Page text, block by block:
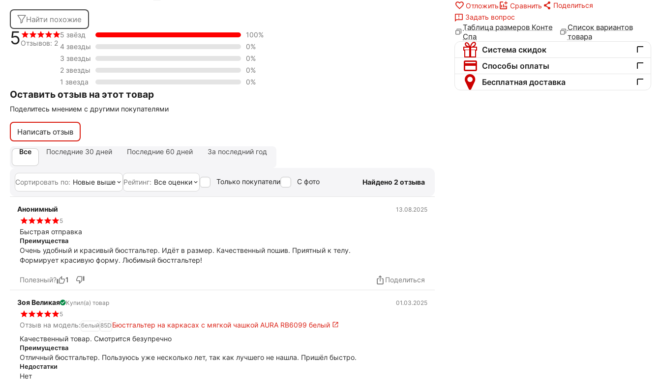
Отложить Сравнить
Поделиться
Задать вопрос
Таблица размеров Конте
Спа
Список вариантов
товара
Система скидок
Способы оплаты
Бесплатная доставка
Найти похожие
5Отзывов: 2
5 звёзд
100%
4 звезды
0%
3 звезды
0%
2 звезды
0%
1 звезда
0%
Оставить отзыв на этот товар
Поделитесь мнением с другими покупателями
Написать отзыв
Все Последние 30 дней Последние 60 дней За последний год
Сортировать по: Новые выше Рейтинг: Все оценки Только покупатели С фото Найдено 2 отзыва
Анонимный
13.08.2025
5
Быстрая отправка
Преимущества
Очень удобный и красивый бюстгальтер. Идёт в размер. Качественный пошив. Приятный к телу.
Формирует красивую форму. Любимый бюстгальтер!
Полезный? 1 Поделиться
Зоя Великая Купил(а) товар
01.03.2025
5
Отзыв на модель:белый85D Бюстгальтер на каркасах с мягкой чашкой AURA RB6099 белый
Качественный товар. Смотрится безупречно
Преимущества
Отличный бюстгальтер. Пользуюсь уже несколько лет, так как лучшего не нашла. Пришёл быстро.
Недостатки
Нет